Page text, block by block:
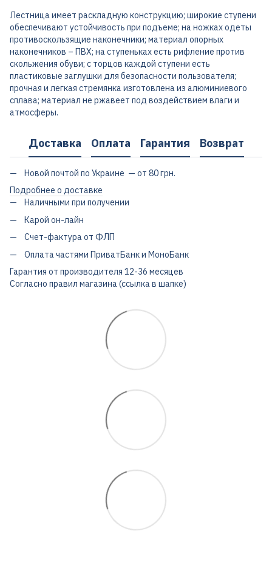
Лестница имеет раскладную конструкцию; широкие ступени
обеспечивают устойчивость при подъеме; на ножках одеты
противоскользящие наконечники; материал опорных
наконечников – ПВХ; на ступеньках есть рифление против
скольжения обуви; с торцов каждой ступени есть
пластиковые заглушки для безопасности пользователя;
прочная и легкая стремянка изготовлена из алюминиевого
сплава; материал не ржавеет под воздействием влаги и
атмосферы.
Доставка Оплата Гарантия Возврат
Новой почтой по Украине — от 80 грн.
Подробнее о доставке
Наличными при получении
Карой он-лайн
Счет-фактура от ФЛП
Оплата частями ПриватБанк и МоноБанк
Гарантия от производителя 12-36 месяцев
Согласно правил магазина (ссылка в шапке)